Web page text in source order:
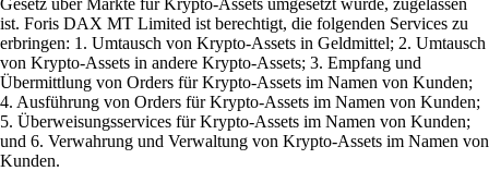
ist. Foris DAX MT Limited ist berechtigt, die folgenden Services zu
erbringen: 1. Umtausch von Krypto-Assets in Geldmittel; 2. Umtausch
von Krypto-Assets in andere Krypto-Assets; 3. Empfang und
Übermittlung von Orders für Krypto-Assets im Namen von Kunden;
4. Ausführung von Orders für Krypto-Assets im Namen von Kunden;
5. Überweisungsservices für Krypto-Assets im Namen von Kunden;
und 6. Verwahrung und Verwaltung von Krypto-Assets im Namen von
Kunden.